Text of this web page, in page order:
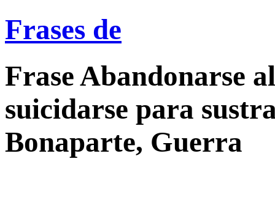
Frases de
Frase Abandonarse
suicidarse para
Bonaparte, Guerra